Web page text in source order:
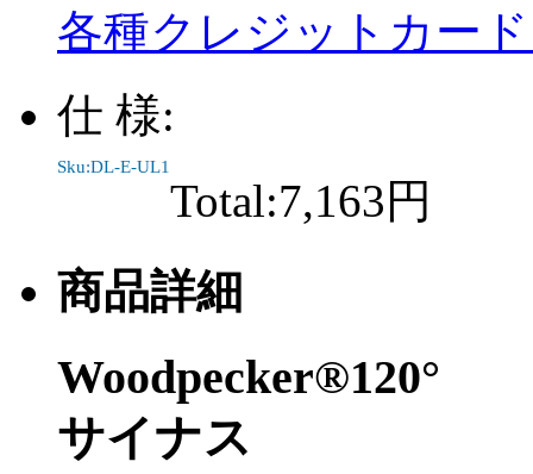
各種クレジットカー
仕 様:
Sku:DL-E-UL1
Total:7,163円
商品詳細
Woodpecker®120°
サイナス